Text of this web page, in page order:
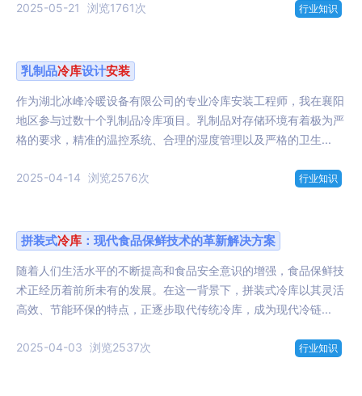
2025-05-21 浏览1761次 行业知识
乳制品冷库设计安装
作为湖北冰峰冷暖设备有限公司的专业冷库安装工程师，我在襄阳
地区参与过数十个乳制品冷库项目。乳制品对存储环境有着极为严
格的要求，精准的温控系统、合理的湿度管理以及严格的卫生...
2025-04-14 浏览2576次 行业知识
拼装式冷库 ：现代食品保鲜技术的革新解决方案
随着人们生活水平的不断提高和食品安全意识的增强，食品保鲜技
术正经历着前所未有的发展。在这一背景下，拼装式冷库以其灵活
高效、节能环保的特点，正逐步取代传统冷库，成为现代冷链...
2025-04-03 浏览2537次 行业知识